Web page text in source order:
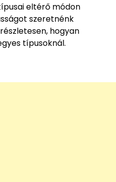
eltérő módon
szeretnénk
hogyan
típusoknál.